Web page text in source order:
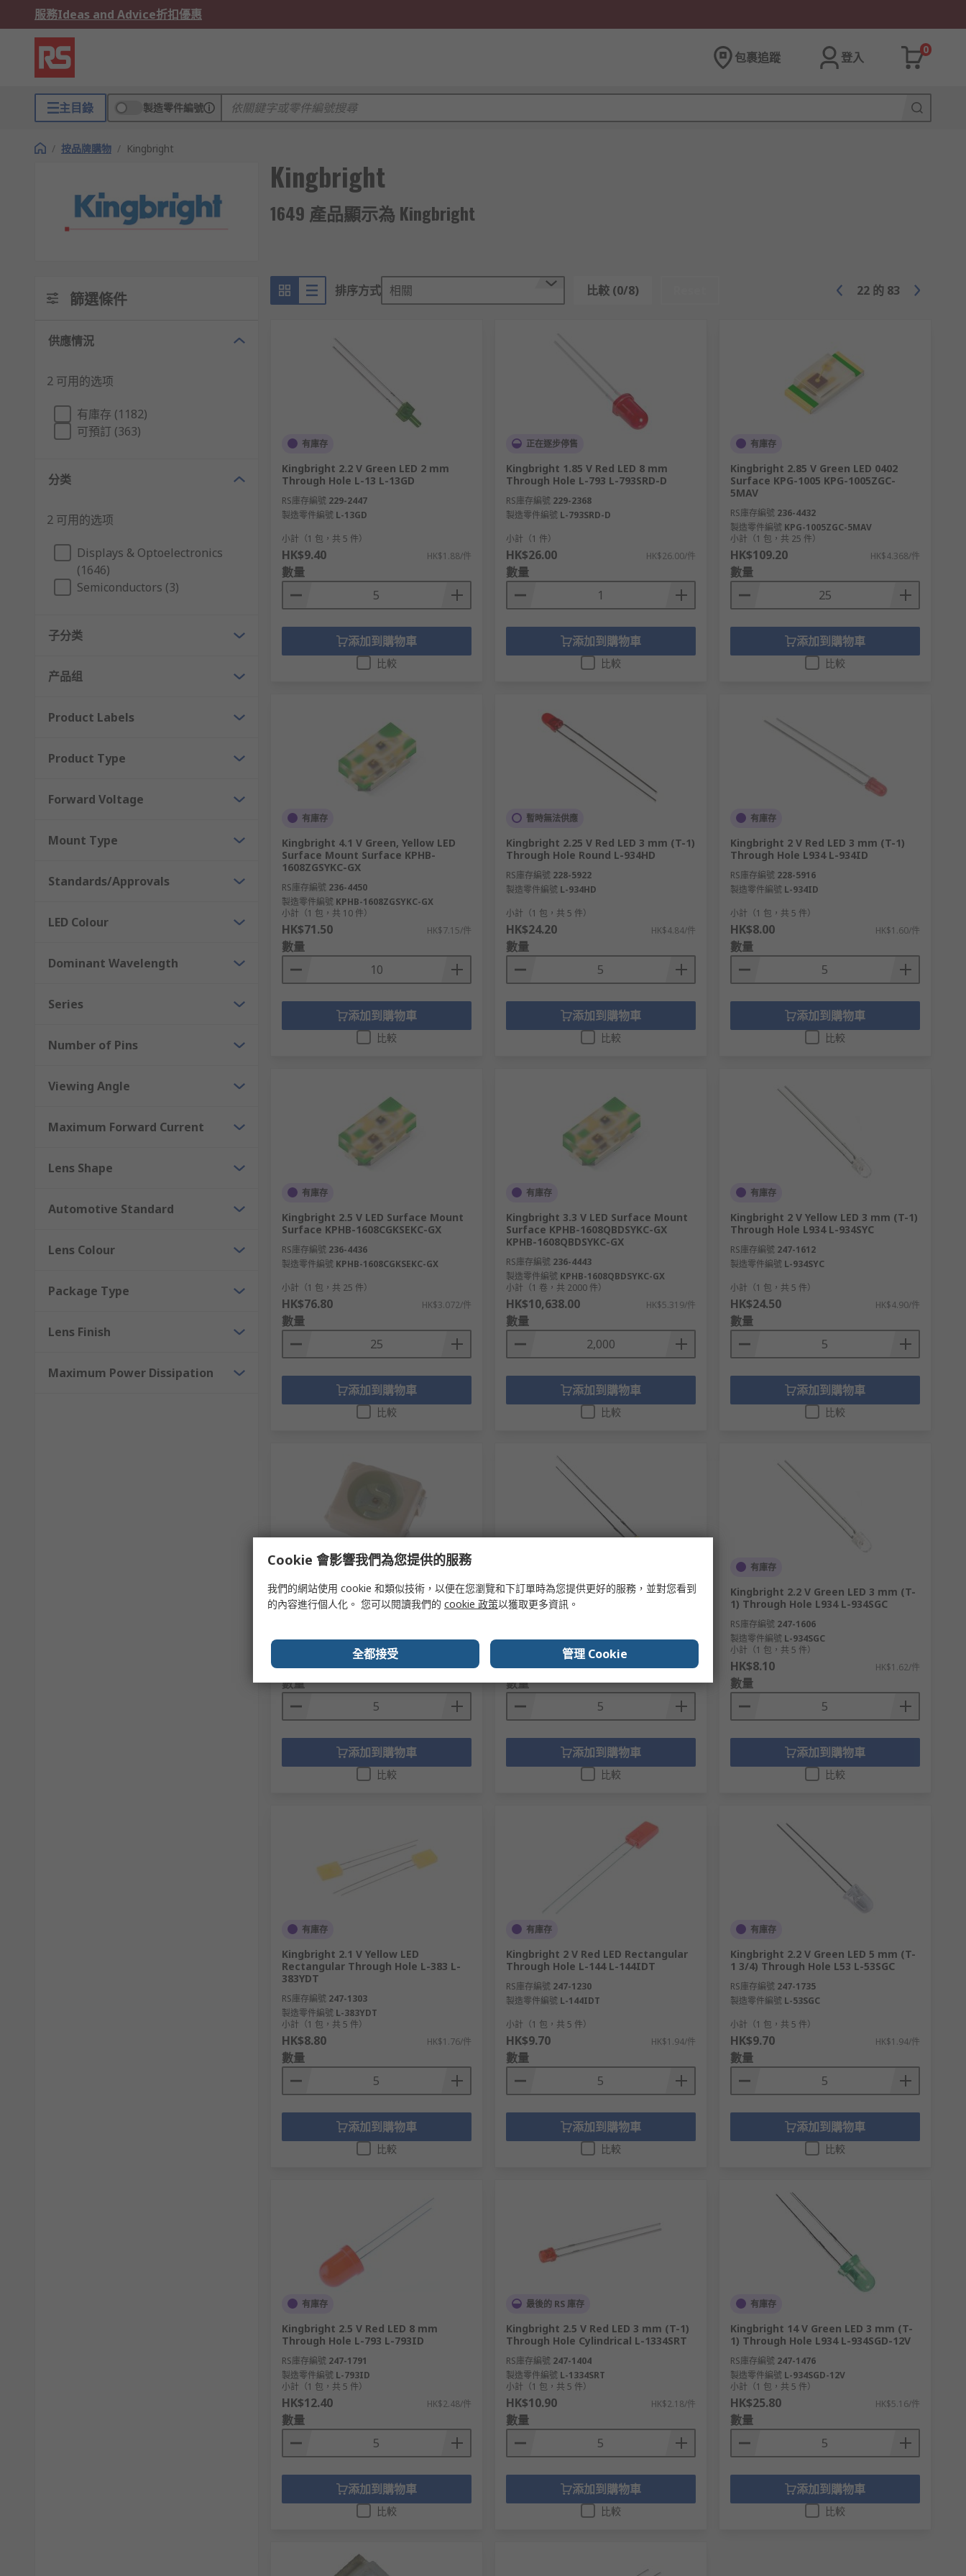
服務Ideas and Advice折扣優惠
包裹追蹤 登入
0
主目錄 製造零件編號
/ 按品牌購物 / Kingbright
Kingbright
1649 產品顯示為 Kingbright
篩選條件
供應情況
2 可用的选项
有庫存 (1182)
可預訂 (363)
分类
2 可用的选项
Displays & Optoelectronics
(1646)
Semiconductors (3)
子分类
产品组
Product Labels
Product Type
Forward Voltage
Mount Type
Standards/Approvals
LED Colour
Dominant Wavelength
Series
Number of Pins
Viewing Angle
Maximum Forward Current
Lens Shape
Automotive Standard
Lens Colour
Package Type
Lens Finish
Maximum Power Dissipation
排序方式 相關 比較 (0/8) 22 的 83
有庫存
Kingbright 2.2 V Green LED 2 mm
Through Hole L-13 L-13GD
RS庫存編號 229-2447
製造零件編號 L-13GD
小計（1 包，共 5 件）
HK$9.40 HK$1.88/件
數量
添加到購物車
比較
正在逐步停售
Kingbright 1.85 V Red LED 8 mm
Through Hole L-793 L-793SRD-D
RS庫存編號 229-2368
製造零件編號 L-793SRD-D
小計（1 件）
HK$26.00 HK$26.00/件
數量
添加到購物車
比較
有庫存
Kingbright 2.85 V Green LED 0402
Surface KPG-1005 KPG-1005ZGC-
5MAV
RS庫存編號 236-4432
製造零件編號 KPG-1005ZGC-5MAV
小計（1 包，共 25 件）
HK$109.20 HK$4.368/件
數量
添加到購物車
比較
有庫存
Kingbright 4.1 V Green, Yellow LED
Surface Mount Surface KPHB-
1608ZGSYKC-GX
RS庫存編號 236-4450
製造零件編號 KPHB-1608ZGSYKC-GX
小計（1 包，共 10 件）
HK$71.50 HK$7.15/件
數量
添加到購物車
比較
暫時無法供應
Kingbright 2.25 V Red LED 3 mm (T-1)
Through Hole Round L-934HD
RS庫存編號 228-5922
製造零件編號 L-934HD
小計（1 包，共 5 件）
HK$24.20 HK$4.84/件
數量
添加到購物車
比較
有庫存
Kingbright 2 V Red LED 3 mm (T-1)
Through Hole L934 L-934ID
RS庫存編號 228-5916
製造零件編號 L-934ID
小計（1 包，共 5 件）
HK$8.00 HK$1.60/件
數量
添加到購物車
比較
有庫存
Kingbright 2.5 V LED Surface Mount
Surface KPHB-1608CGKSEKC-GX
RS庫存編號 236-4436
製造零件編號 KPHB-1608CGKSEKC-GX
小計（1 包，共 25 件）
HK$76.80 HK$3.072/件
數量
添加到購物車
比較
有庫存
Kingbright 3.3 V LED Surface Mount
Surface KPHB-1608QBDSYKC-GX
KPHB-1608QBDSYKC-GX
RS庫存編號 236-4443
製造零件編號 KPHB-1608QBDSYKC-GX
小計（1 卷，共 2000 件）
HK$10,638.00 HK$5.319/件
數量
添加到購物車
比較
有庫存
Kingbright 2 V Yellow LED 3 mm (T-1)
Through Hole L934 L-934SYC
RS庫存編號 247-1612
製造零件編號 L-934SYC
小計（1 包，共 5 件）
HK$24.50 HK$4.90/件
數量
添加到購物車
比較
有庫存
Kingbright 2.2 V Green LED PLCC 2
Surface KA-3528 KA-3528SGT
製造零件編號KA-3528SGT
小計（1 包，共 5 件）
HK$21.20 HK$4.24/件
數量
添加到購物車
比較
Kingbright 2 V Yellow LED 3 mm (T-1)
Through Hole L934 L-934SYD
製造零件編號L-934SYD
小計（1 包，共 5 件）
HK$24.50 HK$4.90/件
數量
添加到購物車
比較
有庫存
Kingbright 2.2 V Green LED 3 mm (T-
1) Through Hole L934 L-934SGC
RS庫存編號 247-1606
製造零件編號 L-934SGC
小計（1 包，共 5 件）
HK$8.10 HK$1.62/件
數量
添加到購物車
比較
有庫存
Kingbright 2.1 V Yellow LED
Rectangular Through Hole L-383 L-
383YDT
RS庫存編號 247-1303
製造零件編號 L-383YDT
小計（1 包，共 5 件）
HK$8.80 HK$1.76/件
數量
添加到購物車
比較
有庫存
Kingbright 2 V Red LED Rectangular
Through Hole L-144 L-144IDT
RS庫存編號 247-1230
製造零件編號 L-144IDT
小計（1 包，共 5 件）
HK$9.70 HK$1.94/件
數量
添加到購物車
比較
有庫存
Kingbright 2.2 V Green LED 5 mm (T-
1 3/4) Through Hole L53 L-53SGC
RS庫存編號 247-1735
製造零件編號 L-53SGC
小計（1 包，共 5 件）
HK$9.70 HK$1.94/件
數量
添加到購物車
比較
有庫存
Kingbright 2.5 V Red LED 8 mm
Through Hole L-793 L-793ID
RS庫存編號 247-1791
製造零件編號 L-793ID
小計（1 包，共 5 件）
HK$12.40 HK$2.48/件
數量
添加到購物車
比較
最後的 RS 庫存
Kingbright 2.5 V Red LED 3 mm (T-1)
Through Hole Cylindrical L-1334SRT
RS庫存編號 247-1404
製造零件編號 L-1334SRT
小計（1 包，共 5 件）
HK$10.90 HK$2.18/件
數量
添加到購物車
比較
有庫存
Kingbright 14 V Green LED 3 mm (T-
1) Through Hole L934 L-934SGD-12V
RS庫存編號 247-1476
製造零件編號 L-934SGD-12V
小計（1 包，共 5 件）
HK$25.80 HK$5.16/件
數量
添加到購物車
比較
Cookie 會影響我們為您提供的服務
我們的網站使用 cookie 和類似技術，以便在您瀏覽和下訂單時為您提供更好的服務，並對您看到
的內容進行個人化。 您可以閱讀我們的 cookie 政策以獲取更多資訊。
全都接受 管理 Cookie